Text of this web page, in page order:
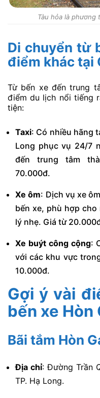
Tàu hỏa là phương
Di chuyển từ
điểm khác tại
Từ bến xe đến trung
điểm du lịch nổi tiếng
tiện:
Taxi: Có nhiều hãng
Long phục vụ 24/7
đến trung tâm
70.000đ.
Xe ôm: Dịch vụ xe
bến xe, phù hợp
lý nhẹ. Giá từ
Xe buýt công cộng:
với các khu vực
10.000đ.
Gợi ý vài
bến xe Hòn
Bãi tắm Hòn
Địa chỉ:Đường Trần
TP. Hạ Long.